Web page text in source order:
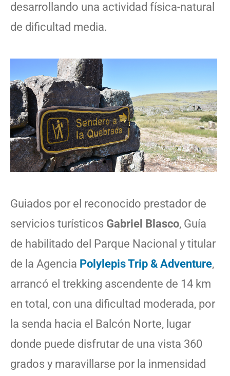
desarrollando una actividad física-natural
de dificultad media.
Slide Heading
Lorem ipsum dolor sit amet,
consectetur adipiscing elit. Ut elit
tellus, luctus nec ullamcorper
mattis, pulvinar dapibus leo.
Click Here
Guiados por el reconocido prestador de
servicios turísticos Gabriel Blasco, Guía
de habilitado del Parque Nacional y titular
de la Agencia Polylepis Trip & Adventure,
arrancó el trekking ascendente de 14 km
en total, con una dificultad moderada, por
la senda hacia el Balcón Norte, lugar
donde puede disfrutar de una vista 360
grados y maravillarse por la inmensidad